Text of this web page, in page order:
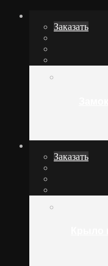
Заказать
Заказать